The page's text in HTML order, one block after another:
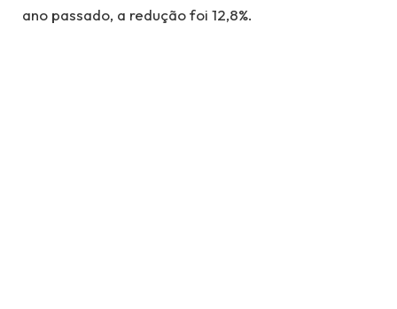
ano passado, a redução foi 12,8%.